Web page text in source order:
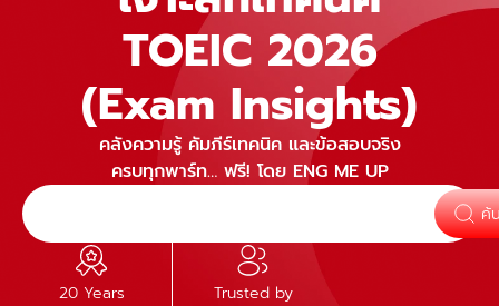
TOEIC 2026
(Exam Insights)
คลังความรู้ คัมภีร์เทคนิค และข้อสอบจริง
ครบทุกพาร์ท… ฟรี! โดย ENG ME UP
ค้
20 Years
Trusted by